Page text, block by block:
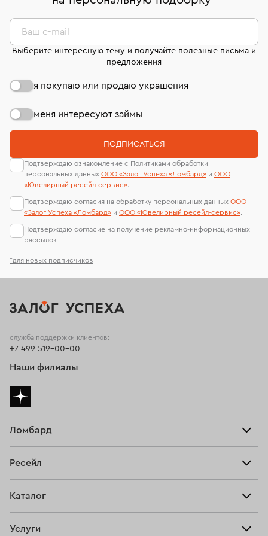
дней на возврат. Детальные условия возврата
комиссионных украшений и часов смотрите на
странице«Возврат украшений»
сертификаты МГУ и других геммологических
лабораторий
*для новых подписчиков
Ваш e-mail
Выберите интересную тему и получайте полезные письма и
предложения
я покупаю или продаю украшения
меня интересуют займы
ПОДПИСАТЬСЯ
Подтверждаю ознакомление с Политиками обработки
персональных данных ООО «Залог Успеха «Ломбард» и ООО
«Ювелирный ресейл-сервиc».
Подтверждаю согласия на обработку персональных данных ООО
«Залог Успеха «Ломбард» и ООО «Ювелирный ресейл-сервиc».
Подтверждаю согласие на получение рекламно-информационных
рассылок
Ломбард
Тарифы
Ресейл
Купить
Каталог
Услуги
служба поддержки клиентов:
+7 499 519-00-00
Наши филиалы